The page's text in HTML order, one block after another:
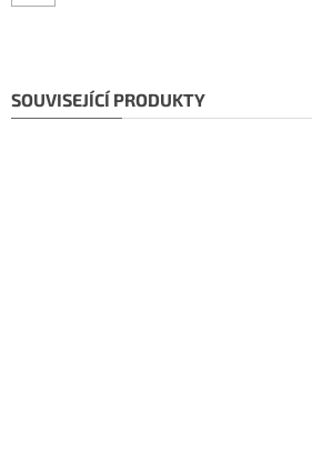
SOUVISEJÍCÍ PRODUKTY